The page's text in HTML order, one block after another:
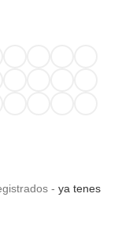
- ya tenes